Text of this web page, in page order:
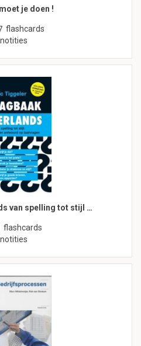
je doen !
flashcards
van spelling tot stijl …
flashcards